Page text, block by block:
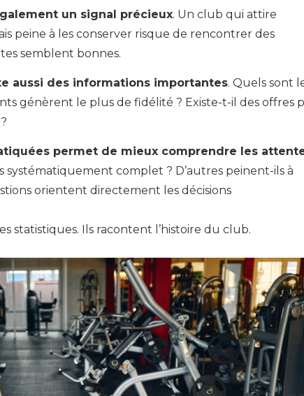
un signal précieux. Un club qui attire
peine à les conserver risque de rencontrer des
semblent bonnes.
aussi des informations importantes. Quels sont
génèrent le plus de fidélité ? Existe-t-il des offres
permet de mieux comprendre les
systématiquement complet ? D’autres peinent-ils à
orientent directement les décisions
statistiques. Ils racontent l’histoire du club.